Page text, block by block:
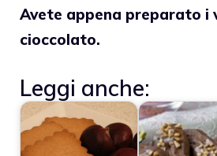
Avete appena preparato i
cioccolato.
Leggi anche: